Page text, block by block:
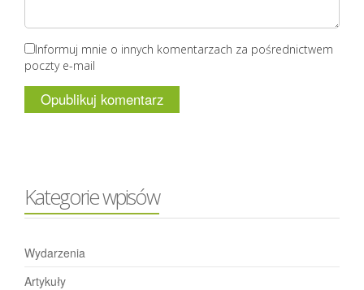
Informuj mnie o innych komentarzach za pośrednictwem
poczty e-mail
Kategorie wpisów
Wydarzenia
Artykuły